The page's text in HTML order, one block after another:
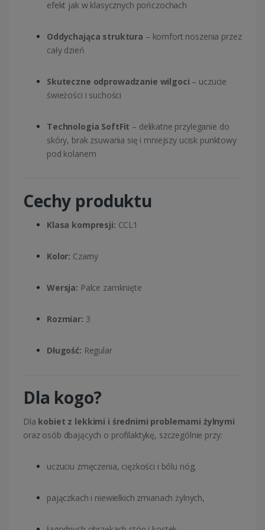
efekt jak w klasycznych pończochach
Oddychająca struktura – komfort noszenia przez
cały dzień
Skuteczne odprowadzanie wilgoci – uczucie
świeżości i suchości
Technologia SoftFit – delikatne przyleganie do
skóry, brak zsuwania się i mniejszy ucisk punktowy
pod kolanem
Cechy produktu
Klasa kompresji: CCL1
Kolor: Czarny
Wersja: Palce zamknięte
Rozmiar: 3
Długość: Regular
Dla kogo?
Dla kobiet z lekkimi i średnimi problemami żylnymi
oraz osób dbających o profilaktykę, szczególnie przy:
uczuciu zmęczenia, ciężkości i bólu nóg,
pajączkach i niewielkich zmianach żylnych,